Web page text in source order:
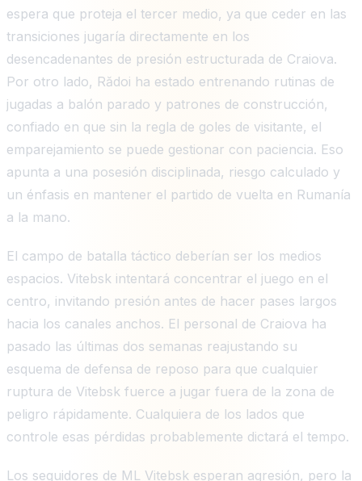
espera que proteja el tercer medio, ya que ceder en las
transiciones jugaría directamente en los
desencadenantes de presión estructurada de Craiova.
Por otro lado, Rădoi ha estado entrenando rutinas de
jugadas a balón parado y patrones de construcción,
confiado en que sin la regla de goles de visitante, el
emparejamiento se puede gestionar con paciencia. Eso
apunta a una posesión disciplinada, riesgo calculado y
un énfasis en mantener el partido de vuelta en Rumanía
a la mano.
El campo de batalla táctico deberían ser los medios
espacios. Vitebsk intentará concentrar el juego en el
centro, invitando presión antes de hacer pases largos
hacia los canales anchos. El personal de Craiova ha
pasado las últimas dos semanas reajustando su
esquema de defensa de reposo para que cualquier
ruptura de Vitebsk fuerce a jugar fuera de la zona de
peligro rápidamente. Cualquiera de los lados que
controle esas pérdidas probablemente dictará el tempo.
Los seguidores de ML Vitebsk esperan agresión, pero la